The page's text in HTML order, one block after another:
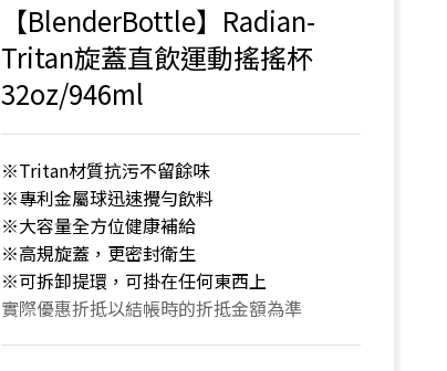
【BlenderBottle】Radian-
Tritan旋蓋直飲運動搖搖杯
32oz/946ml
※Tritan材質抗污不留餘味
※專利金屬球迅速攪勻飲料
※大容量全方位健康補給
※高規旋蓋，更密封衛生
※可拆卸提環，可掛在任何東西上
實際優惠折抵以結帳時的折抵金額為準